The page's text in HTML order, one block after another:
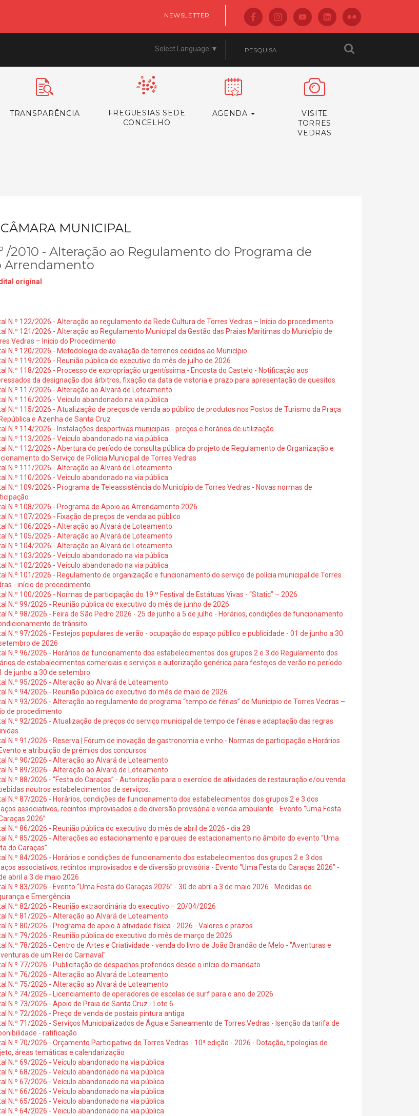
NEWSLETTER
Select Language ▼
TRANSPARÊNCIA
FREGUESIAS SEDE
CONCELHO
AGENDA
VISITE
TORRES
VEDRAS
MUNICIPAL
/2010 - Alteração ao Regulamento do Programa de
Arrendamento
original
N.º 122/2026 - Alteração ao regulamento da Rede Cultura de Torres Vedras – Início do procedimento
N.º 121/2026 - Alteração ao Regulamento Municipal da Gestão das Praias Marítimas do Município de
Vedras – Inicio do Procedimento
N.º 120/2026 - Metodologia de avaliação de terrenos cedidos ao Município
N.º 119/2026 - Reunião pública do executivo do mês de julho de 2026
N.º 118/2026 - Processo de expropriação urgentíssima - Encosta do Castelo - Notificação aos
da designação dos árbitros, fixação da data de vistoria e prazo para apresentação de quesitos
N.º 117/2026 - Alteração ao Alvará de Loteamento
N.º 116/2026 - Veículo abandonado na via pública
N.º 115/2026 - Atualização de preços de venda ao público de produtos nos Postos de Turismo da Praça
e Azenha de Santa Cruz
N.º 114/2026 - Instalações desportivas municipais - preços e horários de utilização
N.º 113/2026 - Veículo abandonado na via pública
N.º 112/2026 - Abertura do período de consulta pública do projeto de Regulamento de Organização e
do Serviço de Polícia Municipal de Torres Vedras
N.º 111/2026 - Alteração ao Alvará de Loteamento
N.º 110/2026 - Veículo abandonado na via pública
N.º 109/2026 - Programa de Teleassistência do Município de Torres Vedras - Novas normas de
N.º 108/2026 - Programa de Apoio ao Arrendamento 2026
N.º 107/2026 - Fixação de preços de venda ao público
N.º 106/2026 - Alteração ao Alvará de Loteamento
N.º 105/2026 - Alteração ao Alvará de Loteamento
N.º 104/2026 - Alteração ao Alvará de Loteamento
N.º 103/2026 - Veículo abandonado na via pública
N.º 102/2026 - Veículo abandonado na via pública
N.º 101/2026 - Regulamento de organização e funcionamento do serviço de polícia municipal de Torres
- início de procedimento
N.º 100/2026 - Normas de participação do 19.º Festival de Estátuas Vivas - “Static” – 2026
N.º 99/2026 - Reunião pública do executivo do mês de junho de 2026
N.º 98/2026 - Feira de São Pedro 2026 - 25 de junho a 5 de julho - Horários, condições de funcionamento
de trânsito
N.º 97/2026 - Festejos populares de verão - ocupação do espaço público e publicidade - 01 de junho a 30
de 2026
N.º 96/2026 - Horários de funcionamento dos estabelecimentos dos grupos 2 e 3 do Regulamento dos
de estabalecimentos comerciais e serviços e autorização genérica para festejos de verão no período
de junho a 30 de setembro
N.º 95/2026 - Alteração ao Alvará de Loteamento
N.º 94/2026 - Reunião pública do executivo do mês de maio de 2026
N.º 93/2026 - Alteração ao regulamento do programa “tempo de férias” do Município de Torres Vedras –
de procedimento
N.º 92/2026 - Atualização de preços do serviço municipal de tempo de férias e adaptação das regras
N.º 91/2026 - Reserva | Fórum de inovação de gastronomia e vinho - Normas de participação e Horários
e atribuição de prémios dos concursos
N.º 90/2026 - Alteração ao Alvará de Loteamento
N.º 89/2026 - Alteração ao Alvará de Loteamento
N.º 88/2026 - “Festa do Caraças” - Autorização para o exercício de atividades de restauração e/ou venda
noutros estabelecimentos de serviços:
N.º 87/2026 - Horários, condições de funcionamento dos estabelecimentos dos grupos 2 e 3 dos
associativos, recintos improvisados e de diversão provisória e venda ambulante - Evento “Uma Festa
2026”
N.º 86/2026 - Reunião pública do executivo do mês de abril de 2026 - dia 28
N.º 85/2026 - Alterações ao estacionamento e parques de estacionamento no âmbito do evento “Uma
do Caraças”
N.º 84/2026 - Horários e condições de funcionamento dos estabelecimentos dos grupos 2 e 3 dos
associativos, recintos improvisados e de diversão provisória - Evento “Uma Festa do Caraças 2026” -
abril a 3 de maio 2026
N.º 83/2026 - Evento “Uma Festa do Caraças 2026” - 30 de abril a 3 de maio 2026 - Medidas de
e Emergência
N.º 82/2026 - Reunião extraordinária do executivo – 20/04/2026
N.º 81/2026 - Alteração ao Alvará de Loteamento
N.º 80/2026 - Programa de apoio à atividade física - 2026 - Valores e prazos
N.º 79/2026 - Reunião pública do executivo do mês de março de 2026
N.º 78/2026 - Centro de Artes e Criatividade - venda do livro de João Brandão de Melo - "Aventuras e
de um Rei do Carnaval"
N.º 77/2026 - Publicitação de despachos proferidos desde o início do mandato
N.º 76/2026 - Alteração ao Alvará de Loteamento
N.º 75/2026 - Alteração ao Alvará de Loteamento
N.º 74/2026 - Licenciamento de operadores de escolas de surf para o ano de 2026
N.º 73/2026 - Apoio de Praia de Santa Cruz - Lote 6
N.º 72/2026 - Preço de venda de postais pintura antiga
N.º 71/2026 - Serviços Municipalizados de Água e Saneamento de Torres Vedras - Isenção da tarifa de
- ratificação
N.º 70/2026 - Orçamento Participativo de Torres Vedras - 10ª edição - 2026 - Dotação, tipologias de
áreas temáticas e calendarização
N.º 69/2026 - Veículo abandonado na via pública
N.º 68/2026 - Veículo abandonado na via pública
N.º 67/2026 - Veículo abandonado na via pública
N.º 66/2026 - Veículo abandonado na via pública
N.º 65/2026 - Veiculo abandonado na via pública
N.º 64/2026 - Veiculo abandonado na via pública